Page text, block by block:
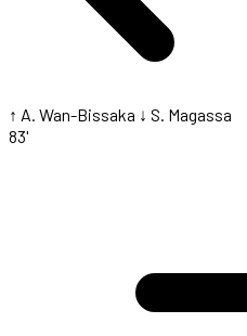
↑ A. Wan-Bissaka ↓ S. Magassa
83'